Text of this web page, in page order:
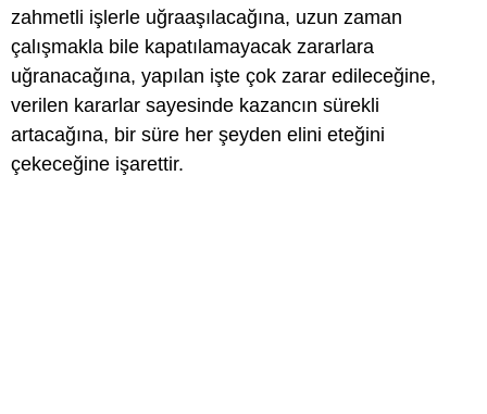
zahmetli işlerle uğraaşılacağına, uzun zaman
çalışmakla bile kapatılamayacak zararlara
uğranacağına, yapılan işte çok zarar edileceğine,
verilen kararlar sayesinde kazancın sürekli
artacağına, bir süre her şeyden elini eteğini
çekeceğine işarettir.